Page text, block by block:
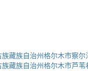
藏族自治州格尔木市察
藏族自治州格尔木市芦苇